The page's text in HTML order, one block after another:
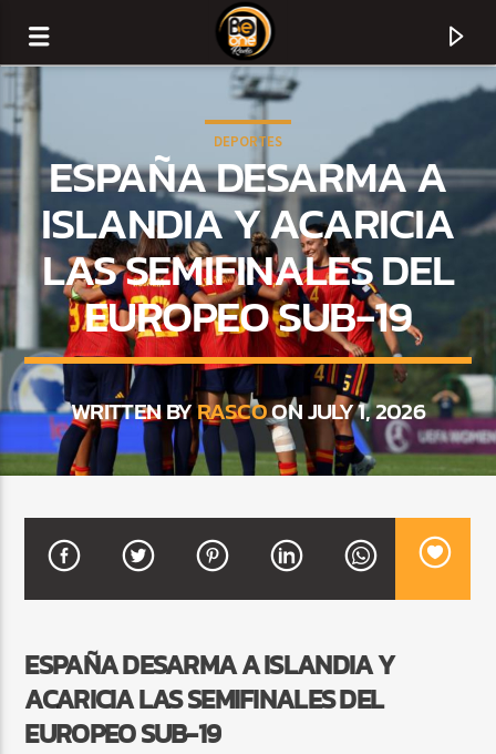
CURRENT TRACK
TITLE
ARTIST
9:00 PM 12:00 AM
DEPORTES
ESPAÑA DESARMA A
ISLANDIA Y ACARICIA
LAS SEMIFINALES DEL
EUROPEO SUB-19
WRITTEN BYRASCOON JULY 1, 2026
ESPAÑA DESARMA A ISLANDIA Y
ACARICIA LAS SEMIFINALES DEL
EUROPEO SUB-19